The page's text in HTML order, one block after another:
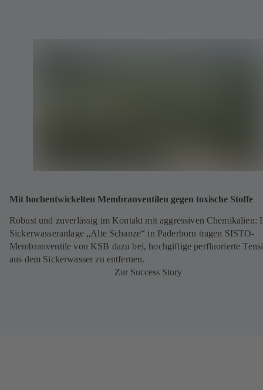
Mit hochentwickelten Membranventilen gegen toxische Stoffe
Robust und zuverlässig im Kontakt mit aggressiven Chemikalien:
Sickerwasseranlage „Alte Schanze“ in Paderborn tragen SISTO-
Membranventile von KSB dazu bei, hochgiftige perfluorierte
aus dem Sickerwasser zu entfernen.
Zur Success Story